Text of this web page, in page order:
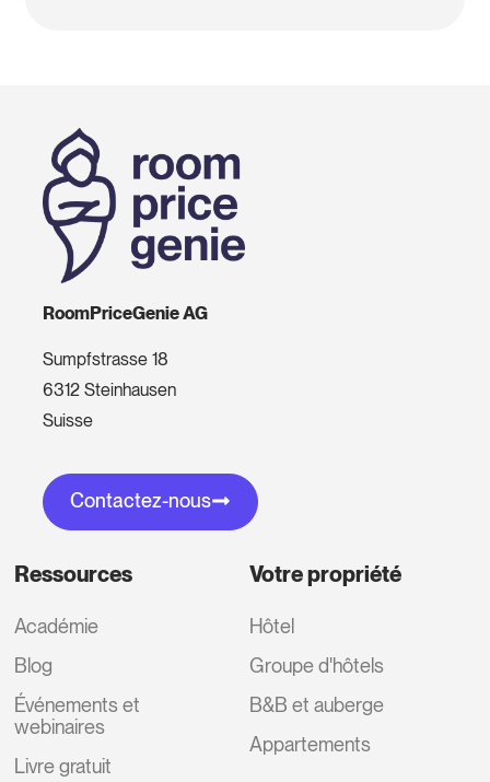
RoomPriceGenie AG
Sumpfstrasse 18
6312 Steinhausen
Suisse
Contactez-nous
Ressources
Académie
Blog
Événements et
webinaires
Livre gratuit
Votre propriété
Hôtel
Groupe d'hôtels
B&B et auberge
Appartements